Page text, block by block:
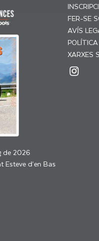
de 2026
Esteve d’en Bas
FER-SE
AVÍS
XARXES